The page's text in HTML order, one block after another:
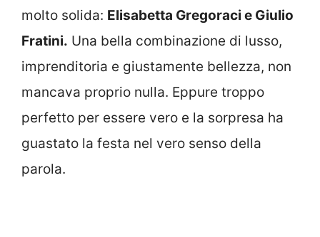
molto solida: Elisabetta Gregoraci e Giulio
Fratini. Una bella combinazione di lusso,
imprenditoria e giustamente bellezza, non
mancava proprio nulla. Eppure troppo
perfetto per essere vero e la sorpresa ha
guastato la festa nel vero senso della
parola.